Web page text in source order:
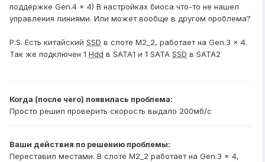
поддержке Gen.4 x 4) В настройках биоса что-то не нашел
управления линиями. Или может вообще в другом проблема?
P.S. Есть китайский SSD в слоте M2_2, работает на Gen.3 x 4.
Так же подключен 1 Hdd в SATA1 и 1 SATA SSD в SATA2
Когда (после чего) появилась проблема:
Просто решил проверить скорость выдало 200мб/с
Ваши действия по решению проблемы:
Переставил местами. В слоте M2_2 работает на Gen.3 x 4,